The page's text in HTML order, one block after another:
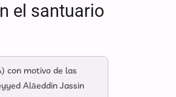
el santuario
con motivo de las
Alāeddin Jassin